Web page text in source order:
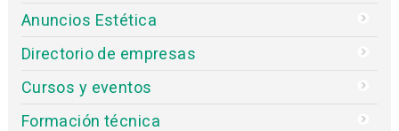
Anuncios Estética
Directorio de empresas
Cursos y eventos
Formación técnica